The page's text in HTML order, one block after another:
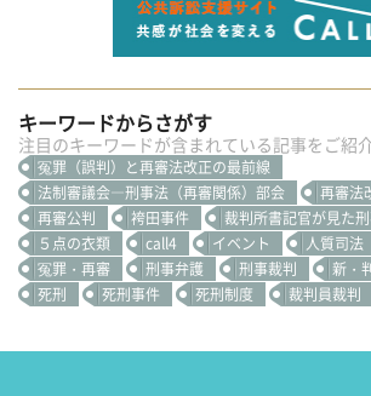
キーワードからさがす
注目のキーワードが含まれている記事をご紹
冤罪（誤判）と再審法改正の最前線
法制審議会―刑事法（再審関係）部会
再審法
再審公判
袴田事件
裁判所書記官が見た
５点の衣類
call4 イベント 人質司法
冤罪・再審
刑事弁護 刑事裁判
新・
死刑
死刑事件 死刑制度 裁判員裁判